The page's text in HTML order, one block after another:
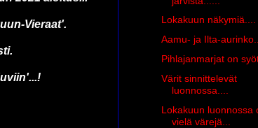
Vieraat'.
Lokakuun näkymiä....
Aamu- ja Ilta-
Pihlajanmarjat on
Värit sinnittelevät
luonnossa....
Lokakuun luonnossa
vielä värejä...